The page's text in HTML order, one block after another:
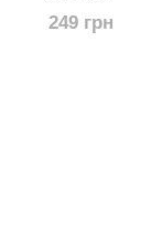
249 грн